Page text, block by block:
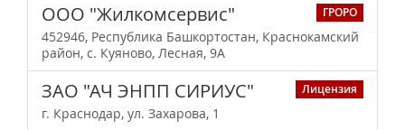
ГРОРО
ООО "Жилкомсервис"
452946, Республика Башкортостан, Краснокамский
район, с. Куяново, Лесная, 9А
Лицензия
ЗАО "АЧ ЭНПП СИРИУС"
г. Краснодар, ул. Захарова, 1